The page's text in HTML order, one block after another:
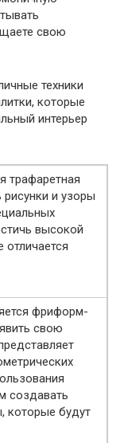
свою
техники
которые
интерьер
трафаретная
рисунки и узоры
высокой
отличается
фриформ-
свою
создавать
которые будут